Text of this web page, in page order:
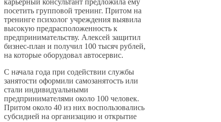
посетить групповой тренинг. Притом на
тренинге психолог учреждения выявила
высокую предрасположенность к
предпринимательству. Алексей защитил
бизнес-план и получил 100 тысяч рублей,
на которые оборудовал автосервис.
С начала года при содействии службы
занятости оформили самозанятость или
стали индивидуальными
предпринимателями около 100 человек.
Притом около 40 из них воспользовались
субсидией на организацию и открытие